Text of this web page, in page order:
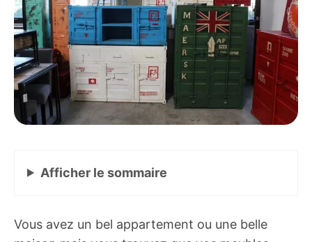
Afficher le sommaire
Vous avez un bel appartement ou une belle